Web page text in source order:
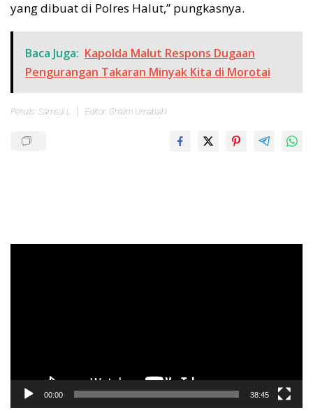
yang dibuat di Polres Halut,” pungkasnya.
Baca Juga: Kapolda Malut Respons Dugaan
Pengurangan Takaran Minyak Kita di Morotai
Penulis: Samsul L Editor: Ghalim Umabaihi
00:00 38:45